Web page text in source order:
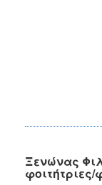
Ξενώνας